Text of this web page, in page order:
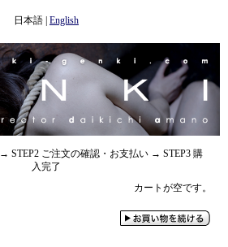
日本語 English
→ STEP2 ご注文の確認・お支払い → STEP3 購
入完了
カートが空です。